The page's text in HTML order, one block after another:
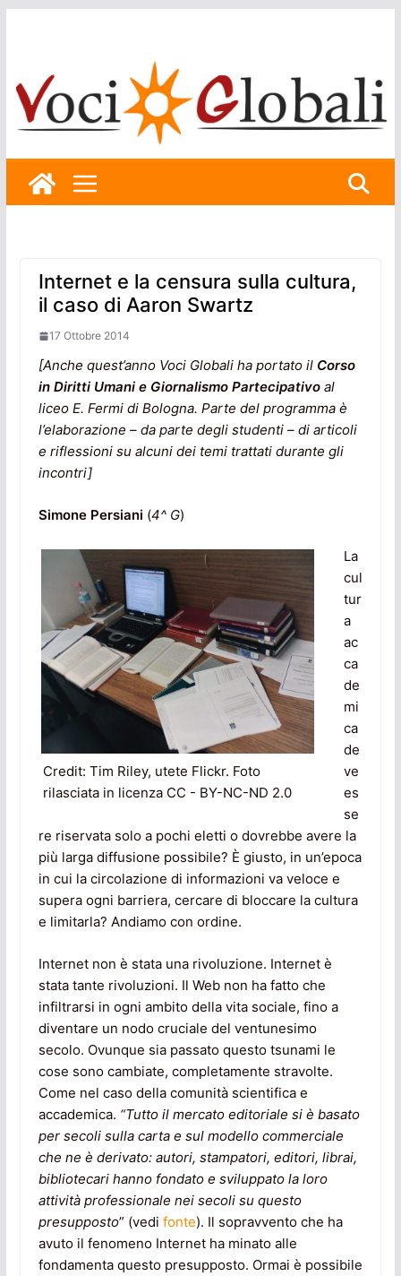
Internet e la censura sulla cultura,
il caso di Aaron Swartz
17 Ottobre 2014
[Anche quest’anno Voci Globali ha portato il Corso
in Diritti Umani e Giornalismo Partecipativoal
liceo E. Fermi di Bologna. Parte del programma è
l’elaborazione – da parte degli studenti – di articoli
e riflessioni su alcuni dei temi trattati durante gli
incontri]
Simone Persiani (4^ G)
Credit: Tim Riley, utete Flickr. Foto
rilasciata in licenza CC - BY-NC-ND 2.0
La
cul
tur
a
ac
ca
de
mi
ca
de
ve
es
se
re riservata solo a pochi eletti o dovrebbe avere la
più larga diffusione possibile? È giusto, in un’epoca
in cui la circolazione di informazioni va veloce e
supera ogni barriera, cercare di bloccare la cultura
e limitarla? Andiamo con ordine.
Internet non è stata una rivoluzione. Internet è
stata tante rivoluzioni. Il Web non ha fatto che
infiltrarsi in ogni ambito della vita sociale, fino a
diventare un nodo cruciale del ventunesimo
secolo. Ovunque sia passato questo tsunami le
cose sono cambiate, completamente stravolte.
Come nel caso della comunità scientifica e
accademica. “Tutto il mercato editoriale si è basato
per secoli sulla carta e sul modello commerciale
che ne è derivato: autori, stampatori, editori, librai,
bibliotecari hanno fondato e sviluppato la loro
attività professionale nei secoli su questo
presupposto” (vedi fonte). Il sopravvento che ha
avuto il fenomeno Internet ha minato alle
fondamenta questo presupposto. Ormai è possibile